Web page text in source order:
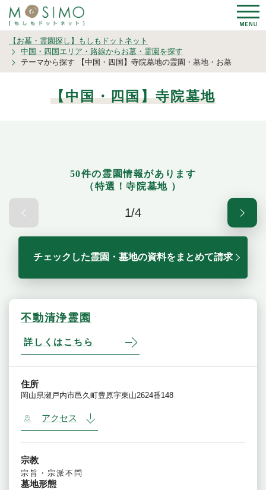
【お墓・霊園探し】もしもドットネット
中国・四国エリア・路線からお墓・霊園を探す
テーマから探す 【中国・四国】寺院墓地の霊園・墓地・お墓
【中国・四国】寺院墓地
50件の霊園情報があります
（特選！寺院墓地 ）
1/4
チェックした霊園・墓地の資料をまとめて請求
不動清浄霊園
詳しくはこちら
住所
岡山県瀬戸内市邑久町豊原字東山2624番148
アクセス
宗教
宗旨・宗派不問
墓地形態